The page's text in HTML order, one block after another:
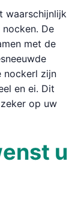
waarschijnlijk
De
met de
nockerl zijn
en ei. Dit
op uw
u